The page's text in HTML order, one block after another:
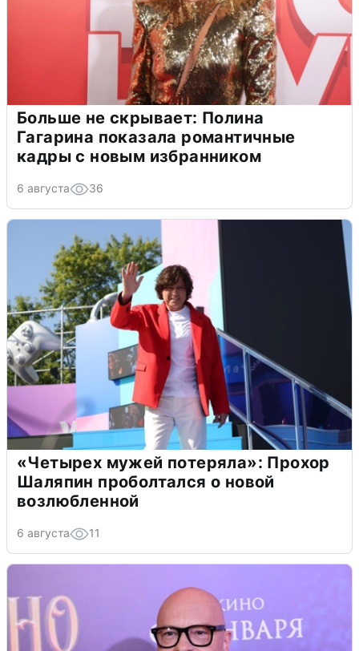
Больше не скрывает: Полина
Гагарина показала романтичные
кадры с новым избранником
6 августа 36
«Четырех мужей потеряла»: Прохор
Шаляпин проболтался о новой
возлюбленной
6 августа 11